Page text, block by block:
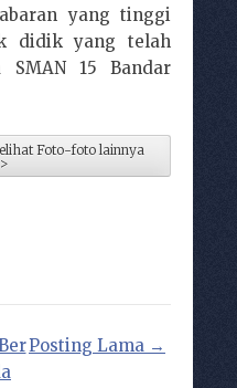
yang tinggi
didik yang telah
SMAN 15 Bandar
Foto-foto lainnya
Posting Lama →